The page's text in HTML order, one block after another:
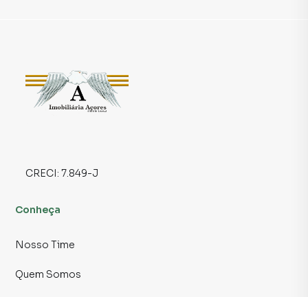
Estação Belém, a localização oferece a combinação
perfeita de praticidade e qualidade de vida.
Para obter informações adicionais, agendar uma visita ou
conosco.
CRECI: 7.849-J
Conheça
Nosso Time
Quem Somos